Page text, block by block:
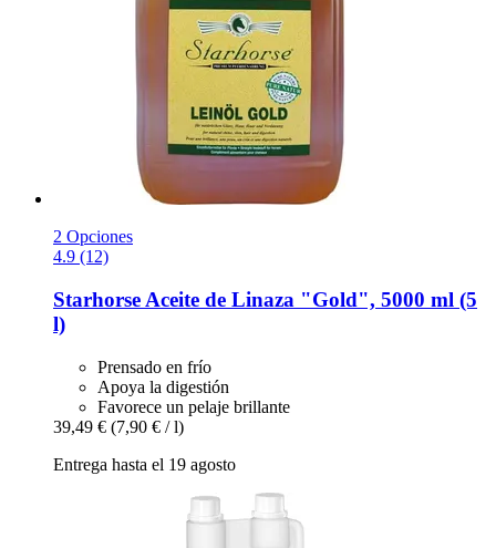
2 Opciones
4.9 (12)
Starhorse Aceite de Linaza "Gold", 5000 ml (5
l)
Prensado en frío
Apoya la digestión
Favorece un pelaje brillante
39,49 € (7,90 € / l)
Entrega hasta el 19 agosto